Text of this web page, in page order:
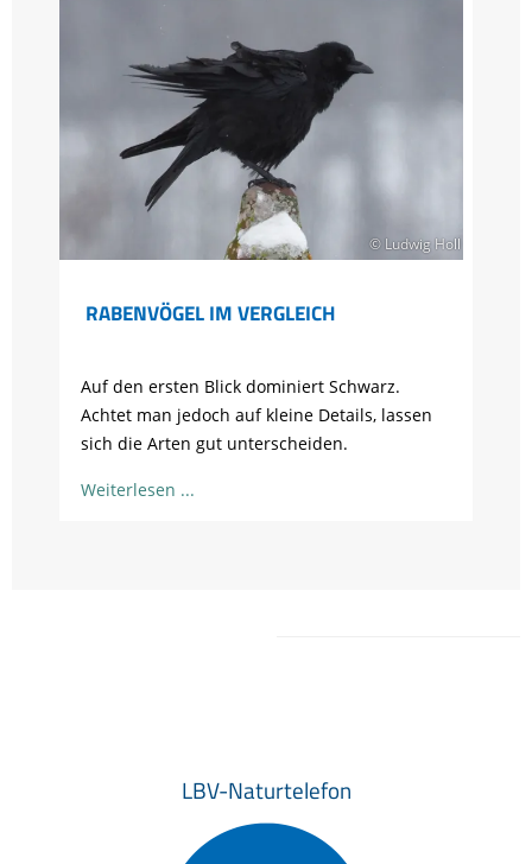
© Ludwig Holl
RABENVÖGEL IM VERGLEICH
Auf den ersten Blick dominiert Schwarz.
Achtet man jedoch auf kleine Details, lassen
sich die Arten gut unterscheiden.
Weiterlesen
LBV-Naturtelefon